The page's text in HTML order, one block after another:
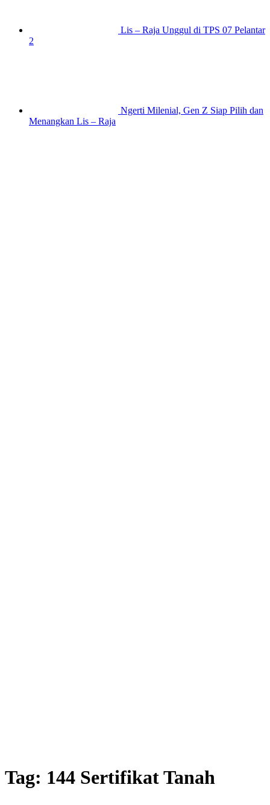
Lis – Raja Unggul di TPS 07 Pelantar
2
Ngerti Milenial, Gen Z Siap Pilih dan
Menangkan Lis – Raja
Tag: 144 Sertifikat Tanah